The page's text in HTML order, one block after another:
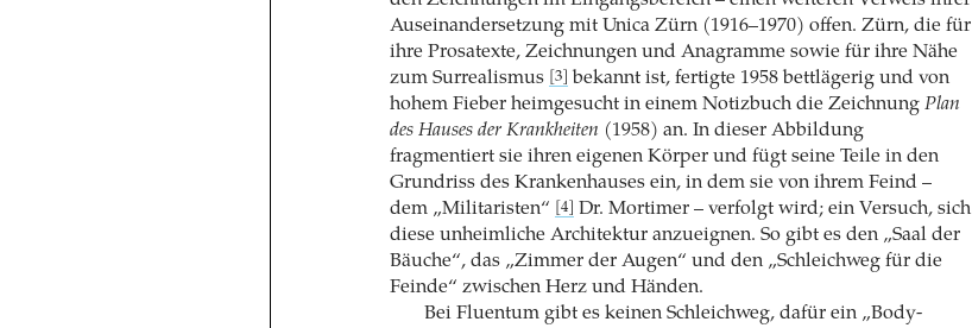
Auseinandersetzung mit Unica Zürn (1916–1970) offen. Zürn, die für
ihre Prosatexte, Zeichnungen und Anagramme sowie für ihre Nähe
zum Surrealismus
[3]
bekannt ist, fertigte 1958 bettlägerig und von
hohem Fieber heimgesucht in einem Notizbuch die Zeichnung Plan
des Hauses der Krankheiten (1958) an. In dieser Abbildung
fragmentiert sie ihren eigenen Körper und fügt seine Teile in den
Grundriss des Krankenhauses ein, in dem sie von ihrem Feind –
dem „Militaristen“
[4]
Dr. Mortimer – verfolgt wird; ein Versuch, sich
diese unheimliche Architektur anzueignen. So gibt es den „Saal der
Bäuche“, das „Zimmer der Augen“ und den „Schleichweg für die
Feinde“ zwischen Herz und Händen.
Bei Fluentum gibt es keinen Schleichweg, dafür ein „Body-